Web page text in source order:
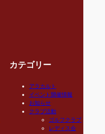
カテゴリー
アラカルト
イベント開催情報
お知らせ
クラブ活動
ゴルフクラブ
レディス会